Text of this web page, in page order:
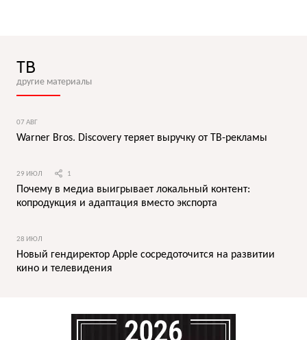
ТВ
другие материалы
07 АВГ
Warner Bros. Discovery теряет выручку от ТВ-рекламы
29 ИЮЛ 1
Почему в медиа выигрывает локальный контент:
копродукция и адаптация вместо экспорта
28 ИЮЛ
Новый гендиректор Apple сосредоточится на развитии
кино и телевидения